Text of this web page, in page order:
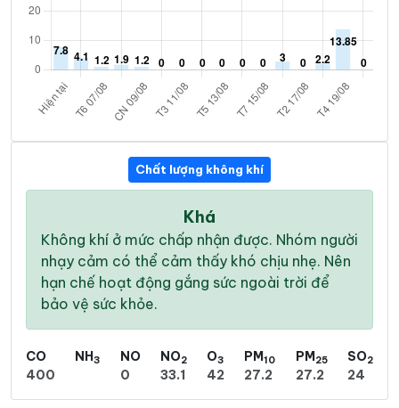
Chất lượng không khí
Khá
Không khí ở mức chấp nhận được. Nhóm người
nhạy cảm có thể cảm thấy khó chịu nhẹ. Nên
hạn chế hoạt động gắng sức ngoài trời để
bảo vệ sức khỏe.
CO
400
NH3
NO
0
NO2
33.1
O3
42
PM10
27.2
PM25
27.2
SO2
24